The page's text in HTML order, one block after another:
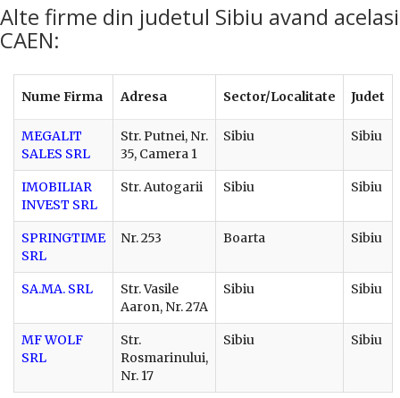
Alte firme din judetul Sibiu avand acelasi
CAEN:
Nume Firma Adresa Sector/Localitate Judet
MEGALIT
SALES SRL
Str. Putnei, Nr.
35, Camera 1
Sibiu Sibiu
IMOBILIAR
INVEST SRL
Str. Autogarii Sibiu Sibiu
SPRINGTIME
SRL
Nr. 253 Boarta Sibiu
SA.MA. SRL
Str. Vasile
Aaron, Nr. 27A
Sibiu Sibiu
MF WOLF
SRL
Str.
Rosmarinului,
Nr. 17
Sibiu Sibiu